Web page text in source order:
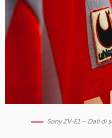
Sony ZV-E1 – Dati di